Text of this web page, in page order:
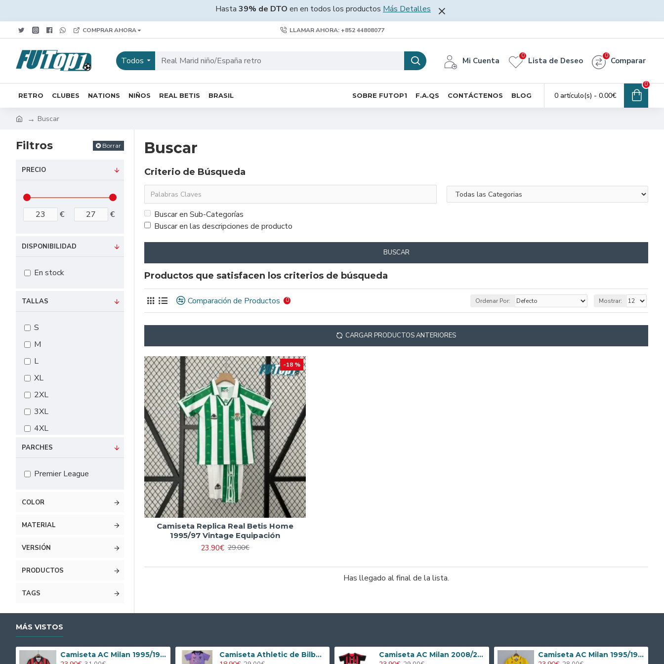
Hasta 39% de DTO en en todos los productos Más Detalles
COMPRAR AHORA LLAMAR AHORA: +852 44808077
Todos Mi Cuenta Lista de Deseo
0
Comparar
0
RETRO CLUBES NATIONS NIÑOS REAL BETIS BRASIL SOBRE FUTOP1 F.A.QS CONTÁCTENOS BLOG 0 artículo(s) - 0.00€
0
Buscar
Filtros Borrar
PRECIO
€ €
COLOR
MATERIAL
VERSIÓN
PRODUCTOS
TALLAS
S
M
L
XL
2XL
3XL
4XL
#16 90cm-105cm
#20 115cm-125cm
#26 145cm-155cm
#28 155cm-165cm
PARCHES
Premier League
TAGS
DISPONIBILIDAD
En stock
Buscar
Criterio de Búsqueda
Buscar en Sub-Categorías
Buscar en las descripciones de producto
BUSCAR
Productos que satisfacen los criterios de búsqueda
Comparación de Productos 0 Ordenar Por: Mostrar:
CARGAR PRODUCTOS ANTERIORES
-18 %
Camiseta Replica Real Betis Home
1995/97 Vintage Equipación
23.90€ 29.00€
Has llegado al final de la lista.
MÁS VISTOS
Camiseta AC Milan 1995/1996 Local Retro Camiseta Athletic de Bilbao 2024/2025 Alternativo Niño Kit Camiseta AC Milan 2008/2009 Local Retro Niño Kit Camiseta AC Milan 1995/1996 Alternativo Retro